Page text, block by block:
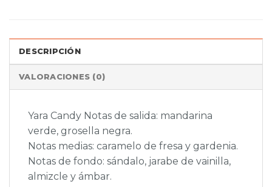
DESCRIPCIÓN
VALORACIONES (0)
Yara Candy Notas de salida: mandarina
verde, grosella negra.
Notas medias: caramelo de fresa y gardenia.
Notas de fondo: sándalo, jarabe de vainilla,
almizcle y ámbar.